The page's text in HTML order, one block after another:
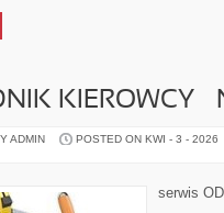
KIEROWCY –
ADMIN POSTED ON KWI - 3 - 2026
serwis